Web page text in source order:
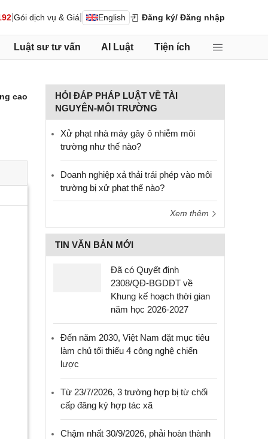
Gói dịch vụ & Giá English Đăng ký/ Đăng nhập
Luật sư tư vấn AI Luật Tiện ích
cao
HỎI ĐÁP PHÁP LUẬT VỀ TÀI
NGUYÊN-MÔI TRƯỜNG
Xử phạt nhà máy gây ô nhiễm môi
trường như thế nào?
Doanh nghiệp xả thải trái phép vào môi
trường bị xử phạt thế nào?
Xem thêm
TIN VĂN BẢN MỚI
Đã có Quyết định
2308/QĐ-BGDĐT về
Khung kế hoạch thời gian
năm học 2026-2027
Đến năm 2030, Việt Nam đặt mục tiêu
làm chủ tối thiểu 4 công nghệ chiến
lược
Từ 23/7/2026, 3 trường hợp bị từ chối
cấp đăng ký hợp tác xã
Chậm nhất 30/9/2026, phải hoàn thành